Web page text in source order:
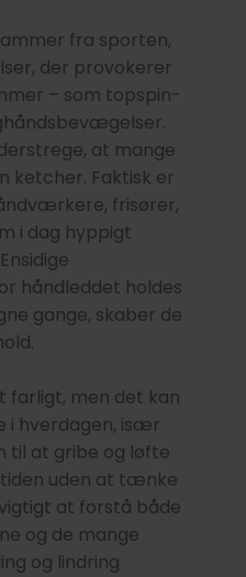
fra sporten,
der provokerer
– som topspin-
at mange
ketcher. Faktisk er
frisører,
i dag hyppigt
håndleddet holdes
gange, skaber de
farligt, men det kan
i hverdagen, især
til at gribe og løfte
uden at tænke
at forstå både
og de mange
og lindring